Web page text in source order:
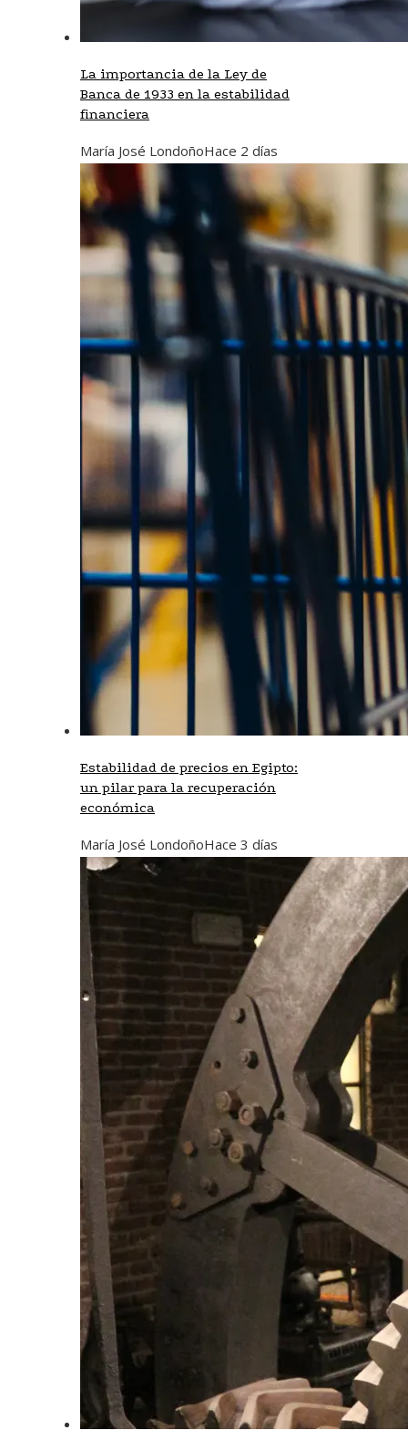
La importancia de la Ley de
Banca de 1933 en la estabilidad
financiera
María José LondoñoHace 2 días
Estabilidad de precios en Egipto:
un pilar para la recuperación
económica
María José LondoñoHace 3 días